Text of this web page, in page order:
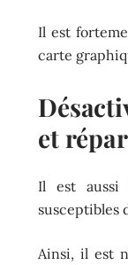
Il est
carte
et
Il est
susceptibles
Ainsi, il est